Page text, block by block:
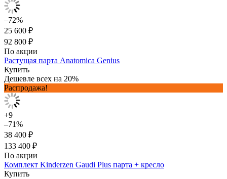
–72%
25 600 ₽
92 800 ₽
По акции
Растущая парта Anatomica Genius
Купить
Дешевле всех на 20%
Распродажа!
+9
–71%
38 400 ₽
133 400 ₽
По акции
Комплект Kinderzen Gaudi Plus парта + кресло
Купить